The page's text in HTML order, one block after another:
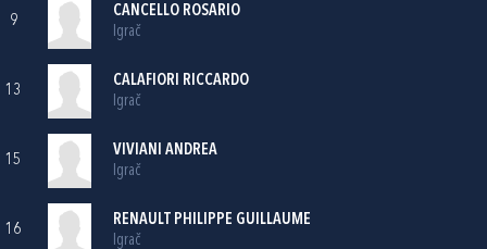
9
CANCELLO ROSARIO
Igrač
13
CALAFIORI RICCARDO
Igrač
15
VIVIANI ANDREA
Igrač
16
RENAULT PHILIPPE GUILLAUME
Igrač